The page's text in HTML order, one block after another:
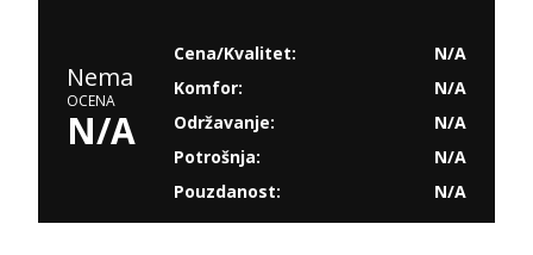
Nema
OCENA
N/A
Cena/Kvalitet:
N/A
Komfor:
N/A
Održavanje:
N/A
Potrošnja:
N/A
Pouzdanost:
N/A